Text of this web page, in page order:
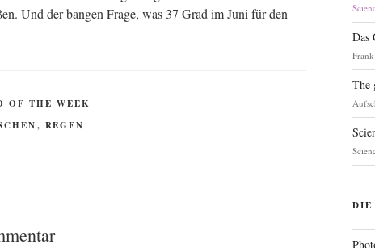
Und der ban­gen Fra­ge, was 37 Grad im Juni für den
OF THE WEEK
, REGEN
Das
The
DIE